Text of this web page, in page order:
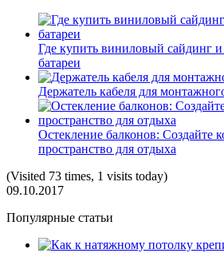
Где купить виниловый сайдинг
батареи
Держатель кабеля для
Остекление балконов: Создайте
пространство для отдыха
(Visited 73 times, 1 visits today)
09.10.2017
Популярные статьи